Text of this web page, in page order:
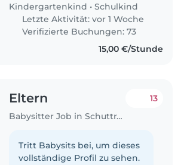
Kindergartenkind •Schulkind
Letzte Aktivität: vor 1 Woche
Verifizierte Buchungen: 73
15,00 €/Stunde
Eltern
Babysitter Job in Schuttrange
13
Tritt Babysits bei, um dieses
vollständige Profil zu sehen.